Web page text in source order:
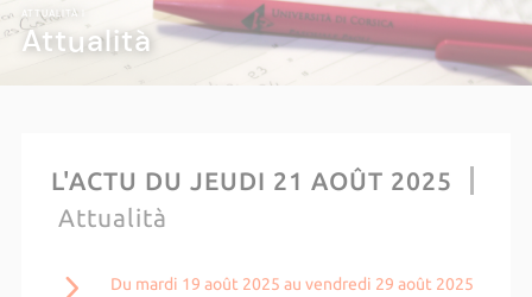
ATTUALITÀ |
Attualità
L'ACTU DU JEUDI 21 AOÛT 2025
Attualità
Du mardi 19 août 2025 au vendredi 29 août 2025